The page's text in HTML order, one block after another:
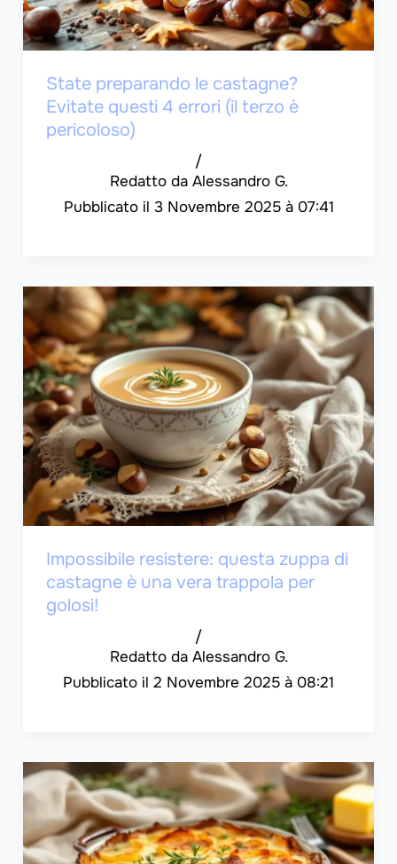
State preparando le castagne?
Evitate questi 4 errori (il terzo è
pericoloso)
Alessandro G.
/
3 Novembre 2025 à 07:41
Impossibile resistere: questa zuppa di
castagne è una vera trappola per
golosi!
Alessandro G.
/
2 Novembre 2025 à 08:21